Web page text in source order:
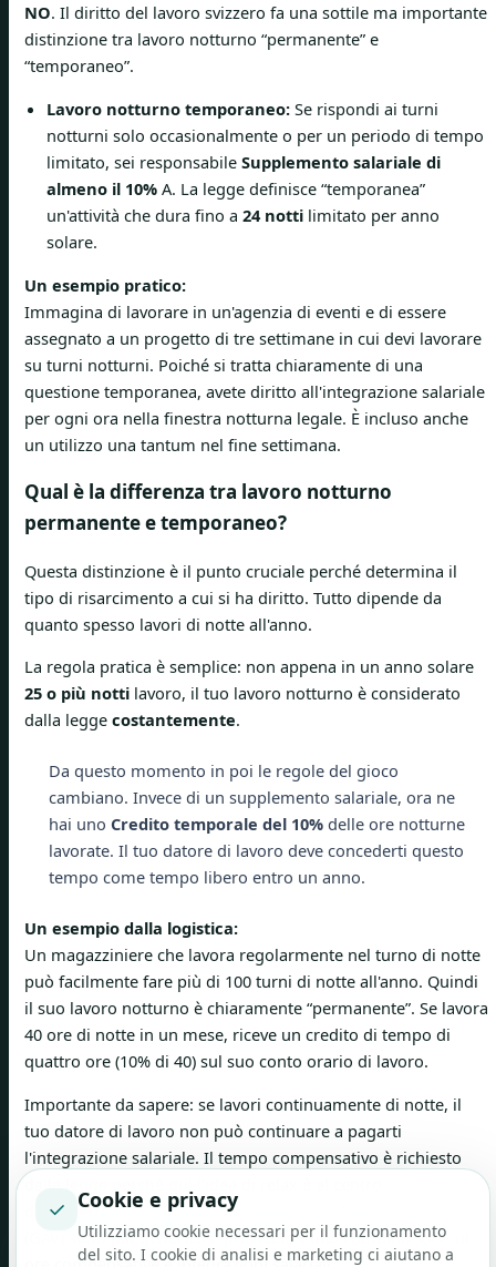
NO. Il diritto del lavoro svizzero fa una sottile ma importante
distinzione tra lavoro notturno “permanente” e
“temporaneo”.
Lavoro notturno temporaneo: Se rispondi ai turni
notturni solo occasionalmente o per un periodo di tempo
limitato, sei responsabile Supplemento salariale di
almeno il 10% A. La legge definisce “temporanea”
un'attività che dura fino a 24 notti limitato per anno
solare.
Un esempio pratico:
Immagina di lavorare in un'agenzia di eventi e di essere
assegnato a un progetto di tre settimane in cui devi lavorare
su turni notturni. Poiché si tratta chiaramente di una
questione temporanea, avete diritto all'integrazione salariale
per ogni ora nella finestra notturna legale. È incluso anche
un utilizzo una tantum nel fine settimana.
Qual è la differenza tra lavoro notturno
permanente e temporaneo?
Questa distinzione è il punto cruciale perché determina il
tipo di risarcimento a cui si ha diritto. Tutto dipende da
quanto spesso lavori di notte all'anno.
La regola pratica è semplice: non appena in un anno solare
25 o più notti lavoro, il tuo lavoro notturno è considerato
dalla legge costantemente.
Da questo momento in poi le regole del gioco
cambiano. Invece di un supplemento salariale, ora ne
hai uno Credito temporale del 10%delle ore notturne
lavorate. Il tuo datore di lavoro deve concederti questo
tempo come tempo libero entro un anno.
Un esempio dalla logistica:
Un magazziniere che lavora regolarmente nel turno di notte
può facilmente fare più di 100 turni di notte all'anno. Quindi
il suo lavoro notturno è chiaramente “permanente”. Se lavora
40 ore di notte in un mese, riceve un credito di tempo di
quattro ore (10% di 40) sul suo conto orario di lavoro.
Importante da sapere: se lavori continuamente di notte, il
tuo datore di lavoro non può continuare a pagarti
l'integrazione salariale. Il tempo compensativo è richiesto
dalla legge perché qui l’idea di relax è al centro
dell’attenzione. Tuttavia, molti contratti collettivi di lavoro
(GAV) sono più generosi e prevedono una combinazione di
✓ Cookie e privacy
Utilizziamo cookie necessari per il funzionamento
del sito. I cookie di analisi e marketing ci aiutano a